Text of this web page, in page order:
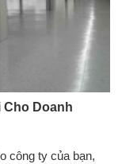
Doanh
công ty của bạn,